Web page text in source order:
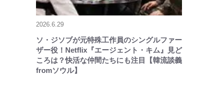
2026.6.29
ソ・ジソブが元特殊工作員のシングルファー
ザー役！Netflix『エージェント・キム』見ど
ころは？快活な仲間たちにも注目【韓流談義
fromソウル】